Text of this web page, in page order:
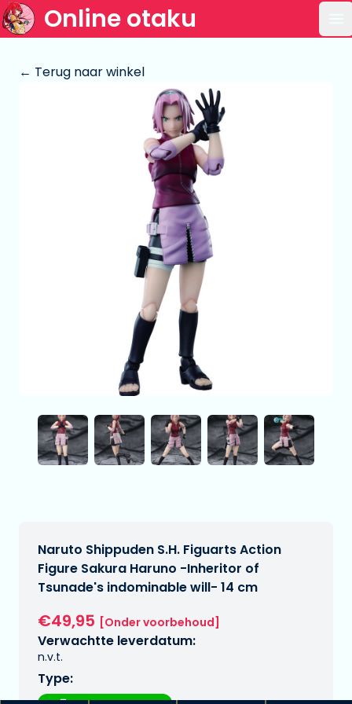
Online otaku
← Terug naar winkel
Naruto Shippuden S.H. Figuarts Action
Figure Sakura Haruno -Inheritor of
Tsunade's indominable will- 14 cm
€49,95 [Onder voorbehoud]
Verwachtte leverdatum:
n.v.t.
Type: